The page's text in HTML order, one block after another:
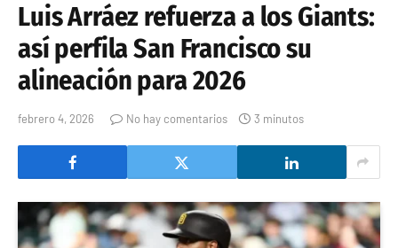
Luis Arráez refuerza a los Giants:
así perfila San Francisco su
alineación para 2026
febrero 4, 2026 No hay comentarios 3 minutos